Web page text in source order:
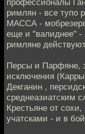
профессионалы
римлян - все
МАССА -
еще и "валиднее" -
римляне
Персы и Парфяне,
исключения
Декганин ,
среднеазиатским
Крестьяне от
учатсками - и в